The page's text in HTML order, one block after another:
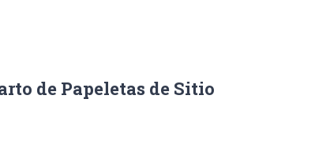
de Papeletas de Sitio